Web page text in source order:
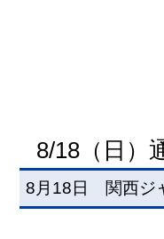
8/18（日）
8月18日 関西ジ